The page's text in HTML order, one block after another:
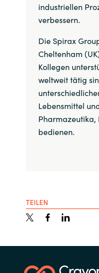
industriellen
verbessern.
Die Spirax
Cheltenham
Kollegen
weltweit tätig
Lebensmittel
bedienen.
TEILEN